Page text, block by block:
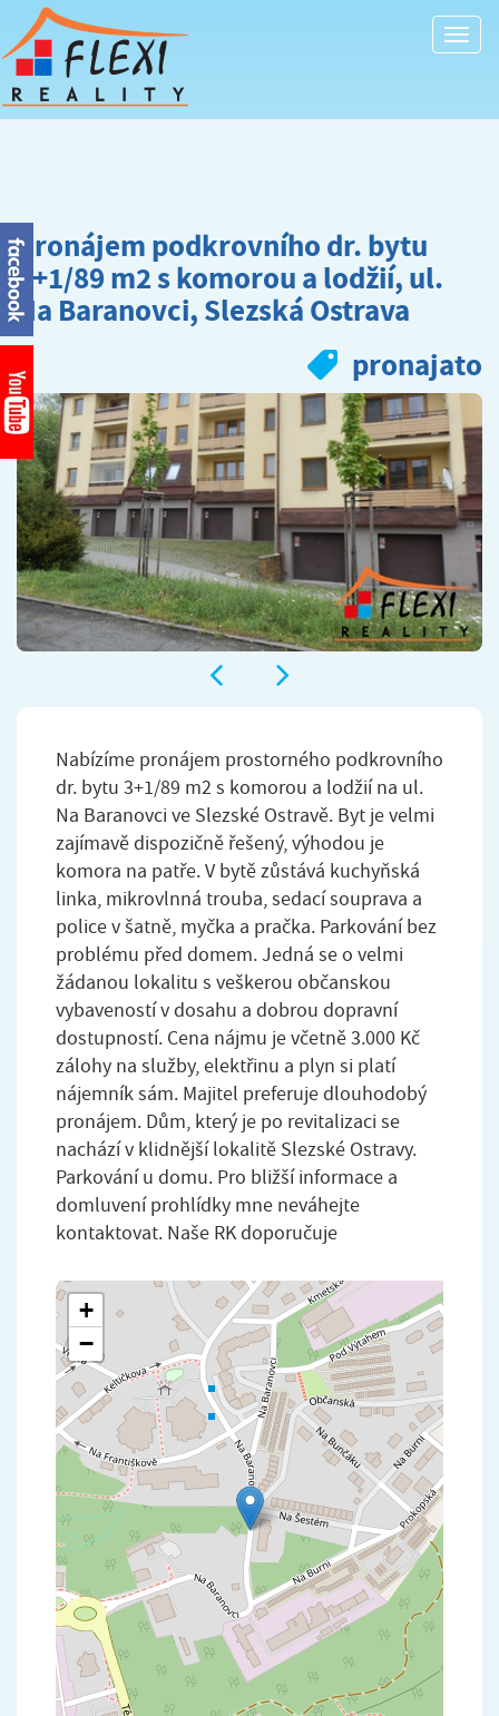
Pronájem podkrovního dr. bytu
3+1/89 m2 s komorou a lodžií, ul.
Na Baranovci, Slezská Ostrava
pronajato
Nabízíme pronájem prostorného podkrovního
dr. bytu 3+1/89 m2 s komorou a lodžií na ul.
Na Baranovci ve Slezské Ostravě. Byt je velmi
zajímavě dispozičně řešený, výhodou je
komora na patře. V bytě zůstává kuchyňská
linka, mikrovlnná trouba, sedací souprava a
police v šatně, myčka a pračka. Parkování bez
problému před domem. Jedná se o velmi
žádanou lokalitu s veškerou občanskou
vybaveností v dosahu a dobrou dopravní
dostupností. Cena nájmu je včetně 3.000 Kč
zálohy na služby, elektřinu a plyn si platí
nájemník sám. Majitel preferuje dlouhodobý
pronájem. Dům, který je po revitalizaci se
nachází v klidnější lokalitě Slezské Ostravy.
Parkování u domu. Pro bližší informace a
domluvení prohlídky mne neváhejte
kontaktovat. Naše RK doporučuje
+
−